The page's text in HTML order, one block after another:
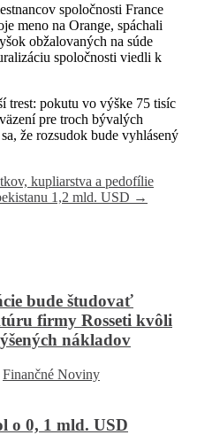
spoločnosti France
meno na Orange, spáchali
obžalovaných na súde
spoločnosti viedli k
trest: pokutu vo výške 75 tisíc
pre troch bývalých
že rozsudok bude vyhlásený
kupliarstva a pedofílie
1,2 mld. USD →
bude študovať
firmy Rosseti kvôli
nákladov
Finančné Noviny
o 0, 1 mld. USD